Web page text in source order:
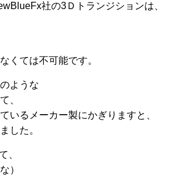
社の3Ｄトランジションは、
くては不可能です。
ような
、
いるメーカー製にかぎりますと、
した。
、
）